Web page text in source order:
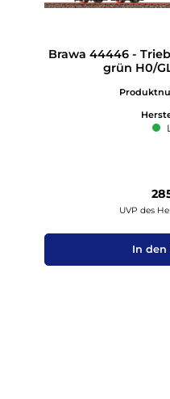
Brawa 44446 -
grün H0/
UVP des
In den